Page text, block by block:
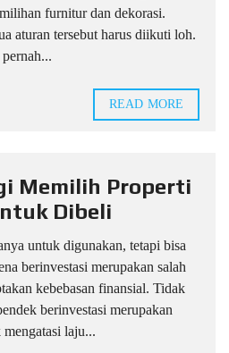
furnitur dan dekorasi.
aturan tersebut harus diikuti loh.
READ MORE
Memilih Properti
Dibeli
untuk digunakan, tetapi bisa
berinvestasi merupakan salah
kebebasan finansial. Tidak
berinvestasi merupakan
laju...